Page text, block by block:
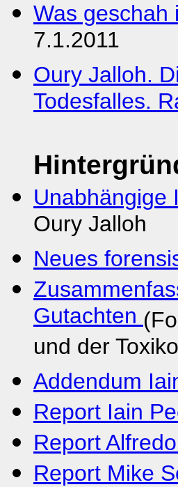
Was geschah
7.1.2011
Oury Jalloh.
Todesfalles.
Unabhängige
Oury Jalloh
Neues
Gutachten
und der
Addendum
Report Iain
Report
Report Mike